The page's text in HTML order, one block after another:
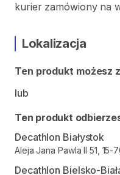
kurier zamówiony na
Lokalizacja
Ten produkt możesz
lub
Ten produkt
Decathlon Białystok
Aleja Jana Pawla II 51, 15-
Decathlon Bielsko-